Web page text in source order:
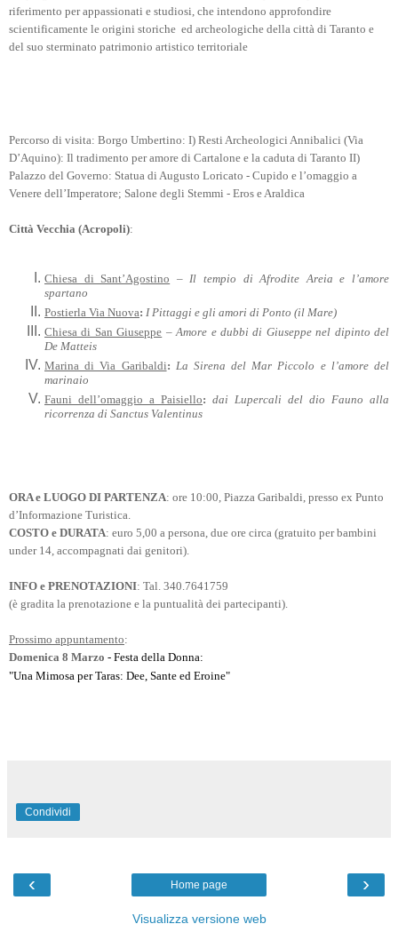
riferimento per appassionati e studiosi, che intendono approfondire
scientificamente le origini storiche ed archeologiche della città di Taranto e
del suo sterminato patrimonio artistico territoriale
Percorso di visita: Borgo Umbertino: I) Resti Archeologici Annibalici (Via
D’Aquino): Il tradimento per amore di Cartalone e la caduta di Taranto II)
Palazzo del Governo: Statua di Augusto Loricato - Cupido e l’omaggio a
Venere dell’Imperatore; Salone degli Stemmi - Eros e Araldica
Città Vecchia (Acropoli):
Chiesa di Sant’Agostino –Il tempio di Afrodite Areia e l’amore
spartano
Postierla Via Nuova: I Pittaggi e gli amori di Ponto (il Mare)
Chiesa di San Giuseppe –Amore e dubbi di Giuseppe nel dipinto del
De Matteis
Marina di Via Garibaldi: La Sirena del Mar Piccolo e l’amore del
marinaio
Fauni dell’omaggio a Paisiello: dai Lupercali del dio Fauno alla
ricorrenza di Sanctus Valentinus
ORA e LUOGO DI PARTENZA: ore 10:00, Piazza Garibaldi, presso ex Punto
d’Informazione Turistica.
COSTO e DURATA: euro 5,00 a persona, due ore circa (gratuito per bambini
under 14, accompagnati dai genitori).
INFO e PRENOTAZIONI: Tal. 340.7641759
(è gradita la prenotazione e la puntualità dei partecipanti).
Prossimo appuntamento:
Domenica 8 Marzo - Festa della Donna:
"Una Mimosa per Taras: Dee, Sante ed Eroine"
Condividi
‹ ›
Home page
Visualizza versione web